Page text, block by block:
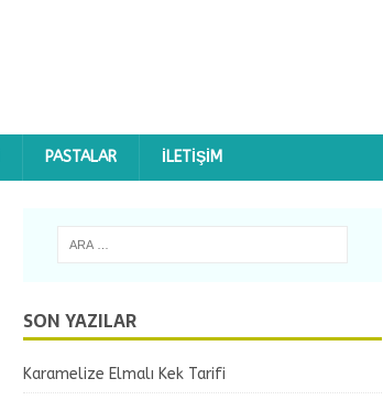
PASTALAR İLETIŞIM
SON YAZILAR
Karamelize Elmalı Kek Tarifi